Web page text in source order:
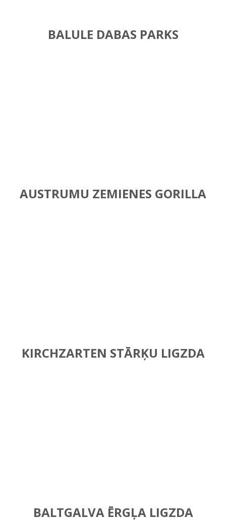
BALULE DABAS PARKS
AUSTRUMU ZEMIENES GORILLA
KIRCHZARTEN STĀRĶU LIGZDA
BALTGALVA ĒRGĻA LIGZDA